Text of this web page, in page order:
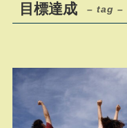
目標達成 – tag –